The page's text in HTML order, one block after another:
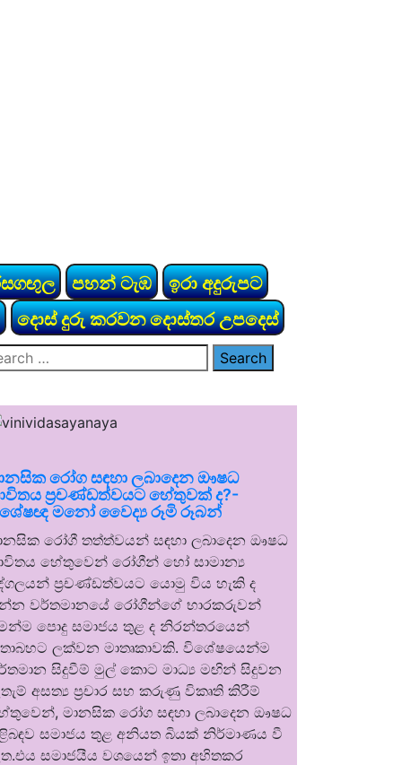
පහන් ටැඹ
ඉරා අදුරුපට
දොස් දුරු කරවන දොස්තර උපදෙස්
රෝග සඳහා ලබාදෙන ඖෂධ
ප්‍රචණ්ඩත්වයට හේතුවක් ද?-
මනෝ වෛද්‍ය රූමි රූබන්
රෝගී තත්ත්වයන් සඳහා ලබාදෙන ඖෂධ
හේතුවෙන් රෝගීන් හෝ සාමාන්‍ය
ප්‍රචණ්ඩත්වයට යොමු විය හැකි ද
වර්තමානයේ රෝගීන්ගේ භාරකරුවන්
පොදු සමාජය තුළ ද නිරන්තරයෙන්
ලක්වන මාතෘකාවකි. විශේෂයෙන්ම
සිදුවීම් මුල් කොට මාධ්‍ය මඟින් සිදුවන
අසත්‍ය ප්‍රචාර සහ කරුණු විකෘති කිරීම්
මානසික රෝග සඳහා ලබාදෙන ඖෂධ
සමාජය තුළ අනියත බියක් නිර්මාණය වී
සමාජයීය වශයෙන් ඉතා අහිතකර